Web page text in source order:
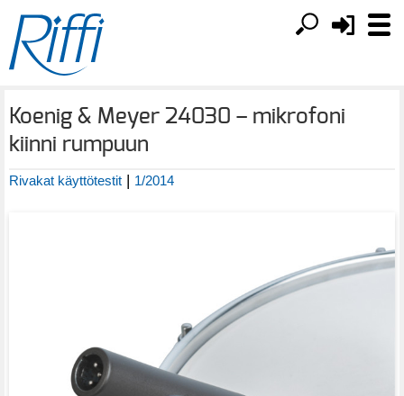
Koenig & Meyer 24030 – mikrofoni
kiinni rumpuun
Rivakat käyttötestit | 1/2014